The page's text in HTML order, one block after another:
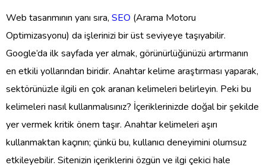
Web tasarımının yanı sıra, SEO (Arama Motoru
Optimizasyonu) da işlerinizi bir üst seviyeye taşıyabilir.
Google’da ilk sayfada yer almak, görünürlüğünüzü artırmanın
en etkili yollarından biridir. Anahtar kelime araştırması yaparak,
sektörünüzle ilgili en çok aranan kelimeleri belirleyin. Peki bu
kelimeleri nasıl kullanmalısınız? İçeriklerinizde doğal bir şekilde
yer vermek kritik önem taşır. Anahtar kelimeleri aşırı
kullanmaktan kaçının; çünkü bu, kullanıcı deneyimini olumsuz
etkileyebilir. Sitenizin içeriklerini özgün ve ilgi çekici hale